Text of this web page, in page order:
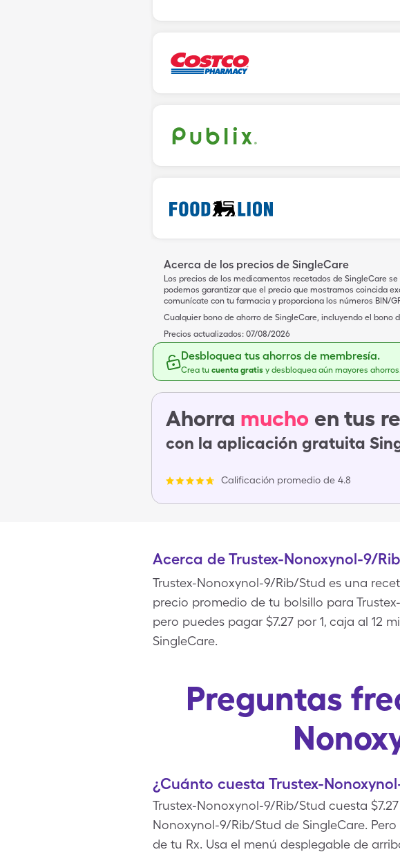
Acerca de los precios de SingleCare
Los precios de los medicamentos recetados de SingleCare
podemos garantizar que el precio que mostramos coincida
comunícate con tu farmacia y proporciona los números BIN/
Cualquier bono de ahorro de SingleCare, incluyendo el bono
Precios actualizados: 07/08/2026
Desbloquea tus ahorros de membresía.
Crea tu cuenta gratis y desbloquea aún mayores
Ahorra mucho en tus
con la aplicación gratuita
Calificación promedio de 4.8
Acerca de Trustex-Nonoxynol-9/
Trustex-Nonoxynol-9/Rib/Stud es una
precio promedio de tu bolsillo para
pero puedes pagar $7.27 por 1, caja al 12
SingleCare.
Preguntas
¿Cuánto cuesta Trustex-
Trustex-Nonoxynol-9/Rib/Stud cuesta
Nonoxynol-9/Rib/Stud de SingleCare.
de tu Rx. Usa el menú desplegable de